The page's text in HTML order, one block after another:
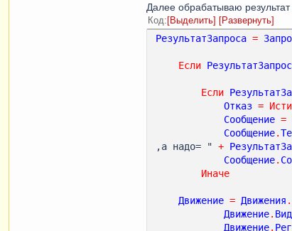
    |;
    |
    |////////////////////////////////////////////////////////////////////////////////
    |ИЗ
Далее обрабатываю результат
Код Выделить Развернуть
РезультатЗапроса =
Если
Если
Отказ =
Сообщение =
Сообщение.
,а надо= " +
Сообщение.
Иначе
Движение = Движения .
Движение.
Движение.